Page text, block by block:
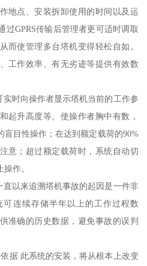
地点、安装拆卸使用的时间以及运
过GPRS传输后管理者更可适时调取
而使管理多台塔机变得轻松自如。
工作效率、有无劣迹等提供有效数
时向操作者显示塔机当前的工作参
起升高度等。使操作者胸中有数，
目性操作；在达到额定载荷的90%
意；超过额定载荷时，系统自动切
作。
以来追溯塔机事故的起因是一件非
连续存储半年以上的工作过程数
准确的历史数据，避免事故的误判
据 此系统的安装，将从根本上改变